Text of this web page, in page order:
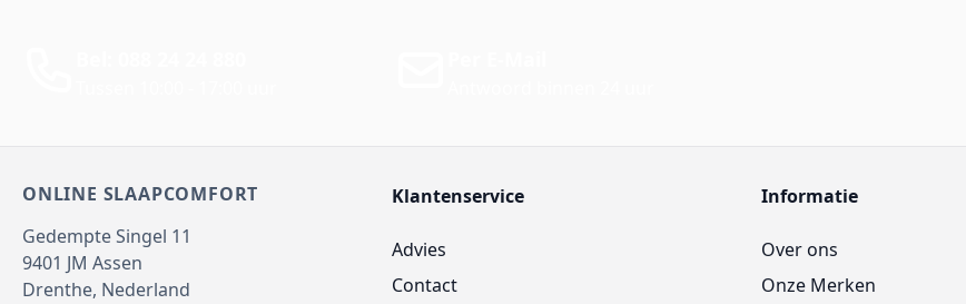
ONLINE SLAAPCOMFORT
Gedempte Singel 11
9401 JM Assen
Drenthe, Nederland
Klantenservice
Advies
Contact
Informatie
Over ons
Onze Merken